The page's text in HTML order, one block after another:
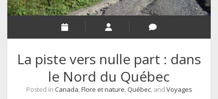
La piste vers nulle part : dans
le Nord du Québec
Posted in Canada, Flore et nature, Québec, and Voyages